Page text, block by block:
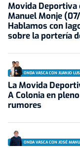
Movida Deportiva
Manuel Monje
Hablamos con
sobre la portería
ONDA VASCA CON JUANJO
La Movida
A Colonia en
rumores
ONDA VASCA CON JOSÉ